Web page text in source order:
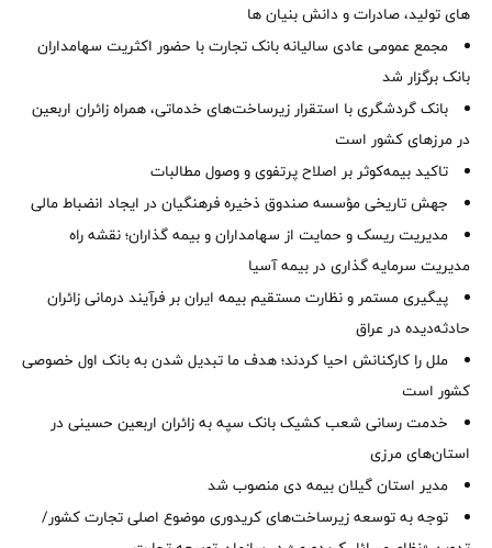
های تولید، صادرات و دانش بنیان ها
مجمع عمومی عادی سالیانه بانک تجارت با حضور اکثریت سهامداران
بانک برگزار شد
بانک گردشگری با استقرار زیرساخت‌های خدماتی، همراه زائران اربعین
در مرزهای کشور است
تاکید بیمه‌کوثر بر اصلاح پرتفوی و وصول مطالبات ‌
جهش تاریخی مؤسسه صندوق ذخیره فرهنگیان در ایجاد انضباط مالی
مدیریت ریسک و حمایت از سهامداران و بیمه گذاران؛ نقشه راه
مدیریت سرمایه گذاری در بیمه آسیا
پیگیری مستمر و نظارت مستقیم بیمه ایران بر فرآیند درمانی زائران
حادثه‌دیده در عراق
ملل را کارکنانش احیا کردند؛ هدف ما تبدیل شدن به بانک اول خصوصی
کشور است
خدمت رسانی شعب کشیک بانک سپه به زائران اربعین حسینی در
استان‌‌های مرزی
‌مدیر استان گیلان بیمه دی منصوب شد
توجه به توسعه زیرساخت‌های کریدوری موضوع اصلی تجارت کشور/